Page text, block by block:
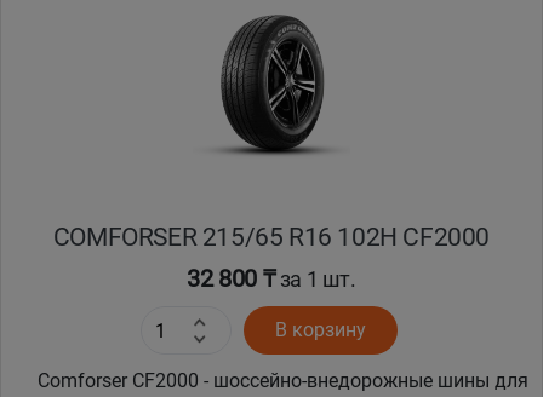
COMFORSER 215/65 R16 102H CF2000
32 800 ₸за 1 шт.
В корзину
Comforser CF2000 - шоссейно-внедорожные шины для